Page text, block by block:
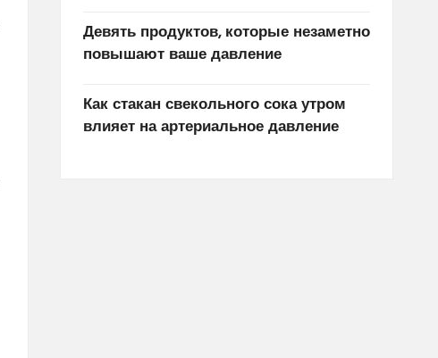
Девять продуктов, которые незаметно
повышают ваше давление
Как стакан свекольного сока утром
влияет на артериальное давление